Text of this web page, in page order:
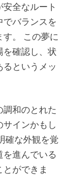
全なルート
バランスを
。 この夢に
を確認し、状
というメッ
和のとれた
インかもし
確な外観を覚
を進んでいる
ができま